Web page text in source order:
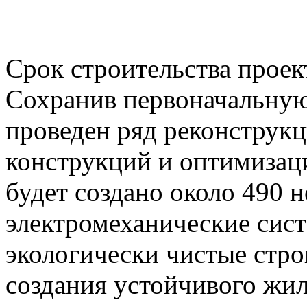
Срок строительства
Сохранив
проведен ряд
конструкций и
будет создано около 490
электромеханические
экологически чистые
создания устойчивого